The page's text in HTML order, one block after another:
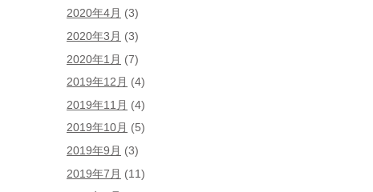
2020年4月 (3)
2020年3月 (3)
2020年1月 (7)
2019年12月 (4)
2019年11月 (4)
2019年10月 (5)
2019年9月 (3)
2019年7月 (11)